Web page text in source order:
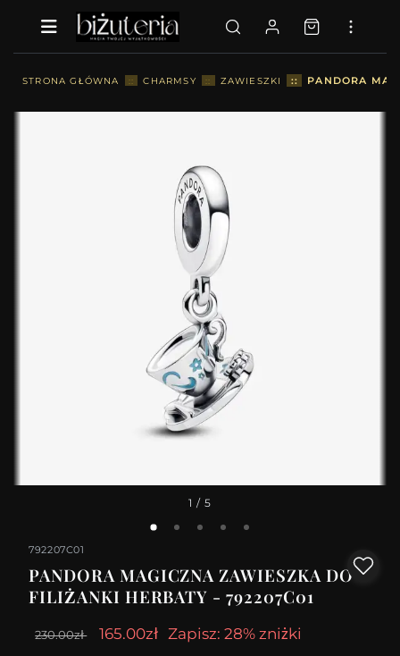
STRONA GŁÓWNA :: CHARMSY :: ZAWIESZKI :: PANDORA
1 / 5
792207C01
PANDORA MAGICZNA ZAWIESZKA DO
FILIŻANKI HERBATY - 792207C01
230.00zł 165.00zł Zapisz: 28% zniżki